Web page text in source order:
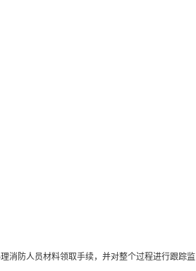
消防人员材料领取手续，并对整个过程进行跟踪监